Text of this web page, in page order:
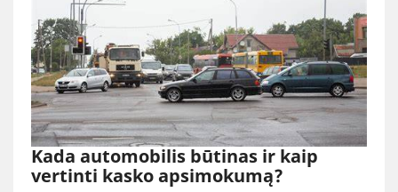
Kada automobilis būtinas ir kaip
vertinti kasko apsimokumą?